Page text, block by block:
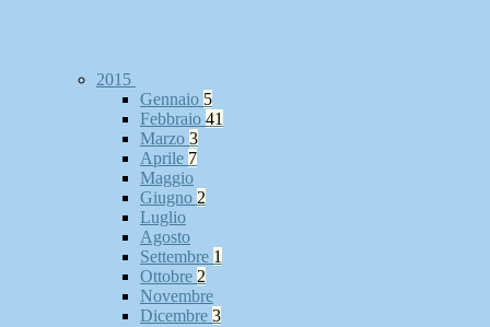
2015
Gennaio 5
Febbraio 41
Marzo 3
Aprile 7
Maggio
Giugno 2
Luglio
Agosto
Settembre 1
Ottobre 2
Novembre
Dicembre 3